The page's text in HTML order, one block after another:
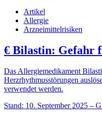
Artikel
Allergie
Arzneimittelrisiken
€ Bilastin: Gefahr
Das Allergiemedikament
Herzrhythmusstörungen
verwendet werden.
Stand: 10. September 2025 –